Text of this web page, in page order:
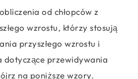
od chłopców z
wzrostu, którzy stosują
przyszłego wzrostu i
dotyczące przewidywania
na poniższe wzory.